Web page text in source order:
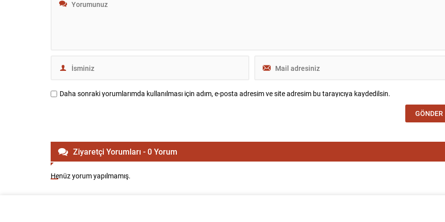
Daha sonraki yorumlarımda kullanılması için adım, e-posta adresim ve site adresim bu tarayıcıya kaydedilsin.
Ziyaretçi Yorumları - 0 Yorum
Henüz yorum yapılmamış.